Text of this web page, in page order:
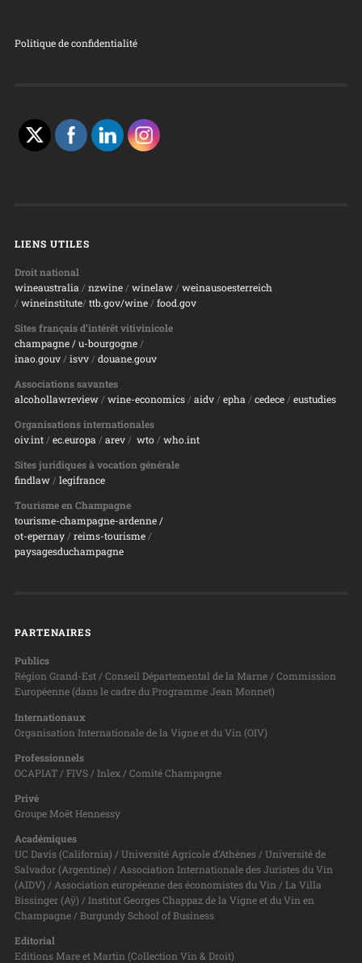
Politique de confidentialité
LIENS UTILES
Droit national
wineaustralia / nzwine/ winelaw/ weinausoesterreich
/ wineinstitute/ ttb.gov/wine/ food.gov
Sites français d’intérêt vitivinicole
champagne/ u-bourgogne/
inao.gouv/ isvv/ douane.gouv
Associations savantes
alcohollawreview/ wine-economics/ aidv/ epha / cedece/ eustudies
Organisations internationales
oiv.int/ ec.europa / arev/ wto/ who.int
Sites juridiques à vocation générale
findlaw/ legifrance
Tourisme en Champagne
tourisme-champagne-ardenne /
ot-epernay/ reims-tourisme/
paysagesduchampagne
PARTENAIRES
Publics
Région Grand-Est / Conseil Départemental de la Marne / Commission
Européenne (dans le cadre du Programme Jean Monnet)
Internationaux
Organisation Internationale de la Vigne et du Vin (OIV)
Professionnels
OCAPIAT / FIVS / Inlex / Comité Champagne
Privé
Groupe Moët Hennessy
Académiques
UC Davis (California) / Université Agricole d’Athènes / Université de
Salvador (Argentine) / Association Internationale des Juristes du Vin
(AIDV) / Association européenne des économistes du Vin / La Villa
Bissinger (Aÿ) / Institut Georges Chappaz de la Vigne et du Vin en
Champagne / Burgundy School of Business
Editorial
Editions Mare et Martin (Collection Vin & Droit)